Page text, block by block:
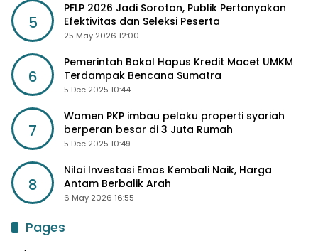
5
PFLP 2026 Jadi Sorotan, Publik Pertanyakan
Efektivitas dan Seleksi Peserta
25 May 2026 12:00
6
Pemerintah Bakal Hapus Kredit Macet UMKM
Terdampak Bencana Sumatra
5 Dec 2025 10:44
7
Wamen PKP imbau pelaku properti syariah
berperan besar di 3 Juta Rumah
5 Dec 2025 10:49
8
Nilai Investasi Emas Kembali Naik, Harga
Antam Berbalik Arah
6 May 2026 16:55
Pages